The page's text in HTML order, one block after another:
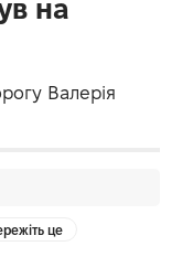
на
Валерія